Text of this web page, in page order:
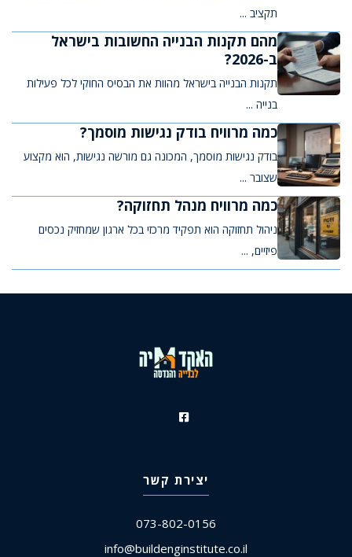
תקציב ...
מהם תקנות הבנייה החשובות בישראל
ב-2026?
תקנות הבנייה בישראל מהוות את הבסיס החוקי לכל פעילות
בנייה ...
כמה מרוויח בודק נגישות מוסמך?
בודק נגישות מוסמך, המכונה גם מורשה נגישות, הוא מקצוע
שצובר ...
כמה מרוויח מנהל תחזוקה?
ניהול תחזוקה הוא תפקיד מרכזי בכל ארגון שמחזיק נכסים
פיזיים, ...
יצירת קשר
073-802-0156
info@buildenginstitute.co.il